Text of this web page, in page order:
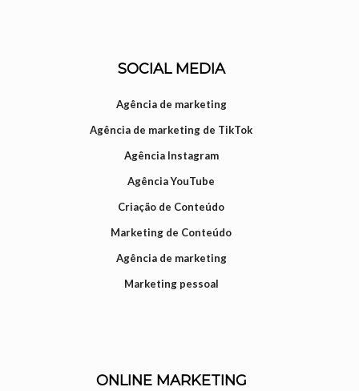
SOCIAL MEDIA
Agência de marketing
Agência de marketing de TikTok
Agência Instagram
Agência YouTube
Criação de Conteúdo
Marketing de Conteúdo
Agência de marketing
Marketing pessoal
ONLINE MARKETING